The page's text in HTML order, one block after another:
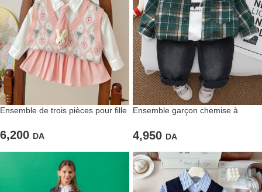
Ensemble de trois pièces pour fille
6,200 DA
Ensemble garçon chemise à
casual et stylé tout-terrain
4,950 DA